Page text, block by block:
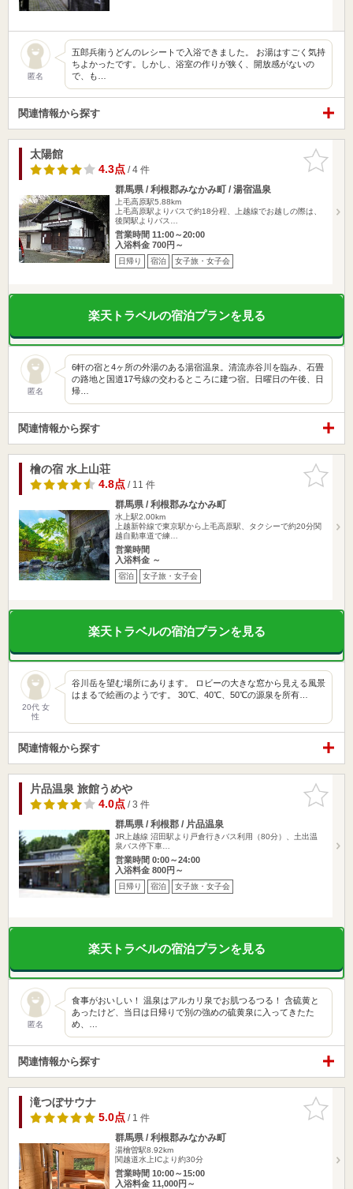
匿名
五郎兵衛うどんのレシートで入浴できました。 お湯はすごく気持
ちよかったです。しかし、浴室の作りが狭く、開放感がないの
で、も…
関連情報から探す
お気に入
りに追加
太陽館
4.3点/ 4 件
群馬県 / 利根郡みなかみ町 / 湯宿温泉
上毛高原駅5.88km
上毛高原駅よりバスで約18分程、上越線でお越しの際は、
後閑駅よりバス…
営業時間 11:00～20:00
入浴料金 700円～
日帰り 宿泊 女子旅・女子会
楽天トラベルの宿泊プランを見る
匿名
6軒の宿と4ヶ所の外湯のある湯宿温泉。清流赤谷川を臨み、石畳
の路地と国道17号線の交わるところに建つ宿。日曜日の午後、日
帰…
関連情報から探す
お気に入
りに追加
檜の宿 水上山荘
4.8点/ 11 件
群馬県 / 利根郡みなかみ町
水上駅2.00km
上越新幹線で東京駅から上毛高原駅、タクシーで約20分関
越自動車道で練…
営業時間
入浴料金 ～
宿泊 女子旅・女子会
楽天トラベルの宿泊プランを見る
20代 女
性
谷川岳を望む場所にあります。 ロビーの大きな窓から見える風景
はまるで絵画のようです。 30℃、40℃、50℃の源泉を所有…
関連情報から探す
お気に入
りに追加
片品温泉 旅館うめや
4.0点/ 3 件
群馬県 / 利根郡 / 片品温泉
JR上越線 沼田駅より戸倉行きバス利用（80分）、土出温
泉バス停下車…
営業時間 0:00～24:00
入浴料金 800円～
日帰り 宿泊 女子旅・女子会
楽天トラベルの宿泊プランを見る
匿名
食事がおいしい！ 温泉はアルカリ泉でお肌つるつる！ 含硫黄と
あったけど、当日は日帰りで別の強めの硫黄泉に入ってきたた
め、…
関連情報から探す
お気に入
りに追加
滝つぼサウナ
5.0点/ 1 件
群馬県 / 利根郡みなかみ町
湯檜曽駅8.92km
関越道水上ICより約30分
営業時間 10:00～15:00
入浴料金 11,000円～